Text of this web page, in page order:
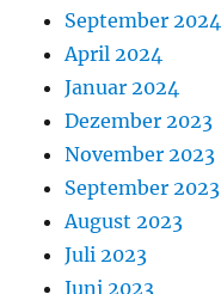
September 2024
April 2024
Januar 2024
Dezember 2023
November 2023
September 2023
August 2023
Juli 2023
Juni 2023